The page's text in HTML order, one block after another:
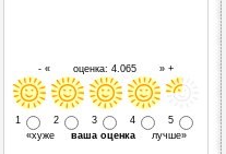
- « оценка: 4.065 » +
1 2 3 4
5
«хуже ваша оценкалучше»